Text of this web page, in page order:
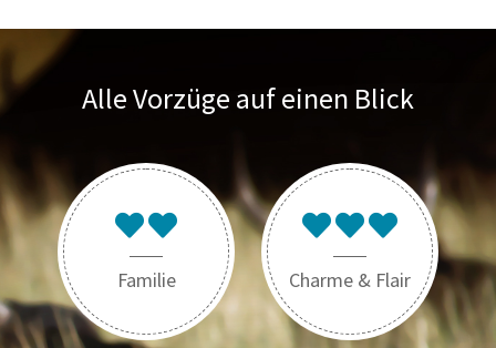
Alle Vorzüge auf einen Blick
Familie Charme & Flair